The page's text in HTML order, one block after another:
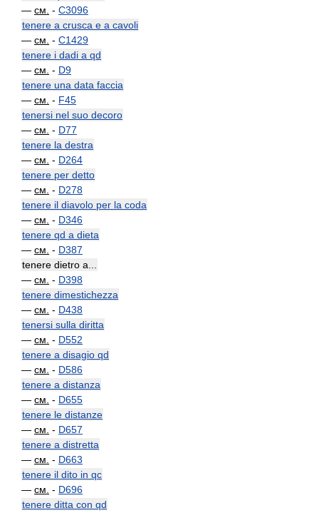
— см. - C3096
tenere a crusca e a cavoli
— см. - C1429
tenere i dadi a qd
— см. - D9
tenere una data faccia
— см. - F45
tenersi nel suo decoro
— см. - D77
tenere la destra
— см. - D264
tenere per detto
— см. - D278
tenere il diavolo per la coda
— см. - D346
tenere qd a dieta
— см. - D387
tenere dietro a...
— см. - D398
tenere dimestichezza
— см. - D438
tenersi sulla diritta
— см. - D552
tenere a disagio qd
— см. - D586
tenere a distanza
— см. - D655
tenere le distanze
— см. - D657
tenere a distretta
— см. - D663
tenere il dito in qc
— см. - D696
tenere ditta con qd